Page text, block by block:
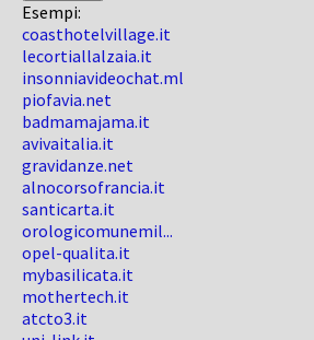
Esempi:
coasthotelvillage.it
lecortiallalzaia.it
insonniavideochat.ml
piofavia.net
badmamajama.it
avivaitalia.it
gravidanze.net
alnocorsofrancia.it
santicarta.it
orologicomunemil...
opel-qualita.it
mybasilicata.it
mothertech.it
atcto3.it